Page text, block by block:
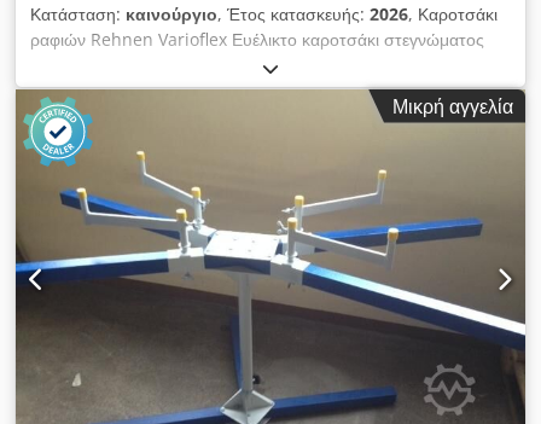
Κατάσταση: καινούργιο, Έτος κατασκευής: 2026, Καροτσάκι
ραφιών Rehnen Varioflex Ευέλικτο καροτσάκι στεγνώματος
χρωμάτων Στιβαρή κατασκευή σωληνωτού πλαισίου 17 ράφια
Επεκτεινόμενο και ασφαλιζόμενο από 200 έως 2000 mm 4
περιστρεφόμενοι τροχοί από πολυαμίδιο Φέρουσα ικανότητα
400 kg Σωλήνες στήριξης γαλβανισμένοι Προαιρετικά:
πρόσθετη τσουγκράνα Μήκος: 200 - 2000 mm
Dkedpjbumtisfx Amysr Βάθος: 870 - 1180 mm Ύψος: 1980
mm Μήκος σωλήνα στήριξης: 650 mm Επεκτείνεται σε: 1150
mm Διάκενο μεταξύ των σωλήνων: 60 mm Ικανότητα φορτίου:
400 kg Άμεσα διαθέσιμο Το καροτσάκι μπορεί επίσης να
αποσταλεί για 75,- ευρώ καθαρά στη Γερμανία
Μικρή αγγελία